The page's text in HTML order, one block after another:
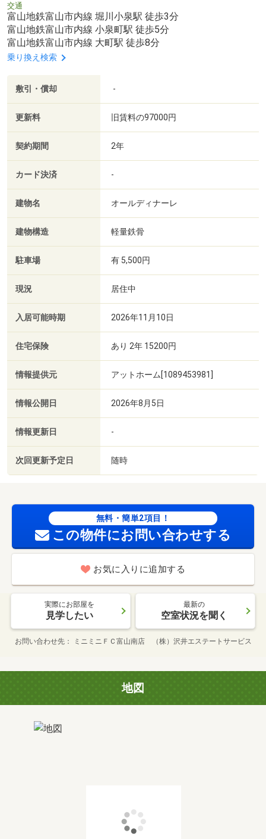
交通
富山地鉄富山市内線 堀川小泉駅 徒歩3分
富山地鉄富山市内線 小泉町駅 徒歩5分
富山地鉄富山市内線 大町駅 徒歩8分
乗り換え検索
敷引・償却 -
更新料 旧賃料の97000円
契約期間 2年
カード決済 -
建物名 オールディナーレ
建物構造 軽量鉄骨
駐車場 有 5,500円
現況 居住中
入居可能時期 2026年11月10日
住宅保険 あり 2年 15200円
情報提供元 アットホーム[1089453981]
情報公開日 2026年8月5日
情報更新日 -
次回更新予定日 随時
無料・簡単2項目！
この物件にお問い合わせする
お気に入りに追加する
実際にお部屋を
見学したい
最新の
空室状況を聞く
お問い合わせ先 ミニミニＦＣ富山南店 （株）沢井エステートサービス
地図